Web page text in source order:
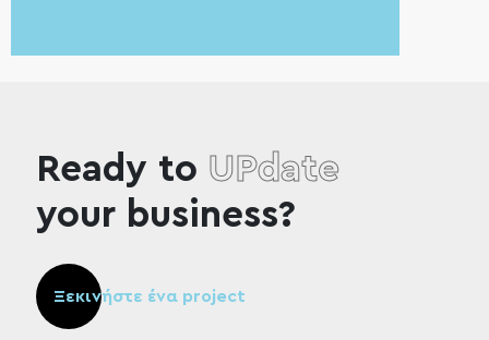
Ready to UPdate
your business?
Ξεκινήστε ένα project